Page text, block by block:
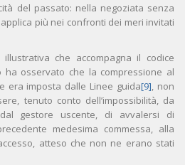
del passato: nella negoziata senza
più nei confronti dei meri invitati
che accompagna il codice
ha osservato che la compressione al
era imposta dalle Linee guida[9], non
tenuto conto dell’impossibilità, da
gestore uscente, di avvalersi di
medesima commessa, alla
atteso che non ne erano stati